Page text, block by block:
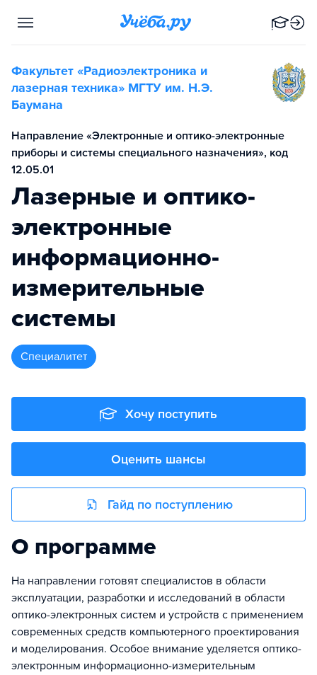
Факультет «Радиоэлектроника и
лазерная техника» МГТУ им. Н.Э.
Баумана
Направление «Электронные и оптико-электронные
приборы и системы специального назначения», код
12.05.01
Лазерные и оптико-
электронные
информационно-
измерительные
системы
специалитет
Хочу поступить
Оценить шансы
Гайд по поступлению
О программе
На направлении готовят специалистов в области
эксплуатации, разработки и исследований в области
оптико-электронных систем и устройств с применением
современных средств компьютерного проектирования
и моделирования. Особое внимание уделяется оптико-
электронным информационно-измерительным